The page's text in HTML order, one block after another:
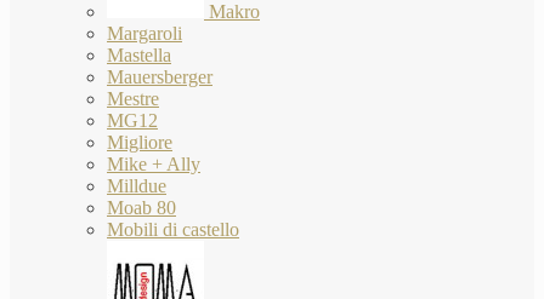
Makro
Margaroli
Mastella
Mauersberger
Mestre
MG12
Migliore
Mike + Ally
Milldue
Moab 80
Mobili di castello